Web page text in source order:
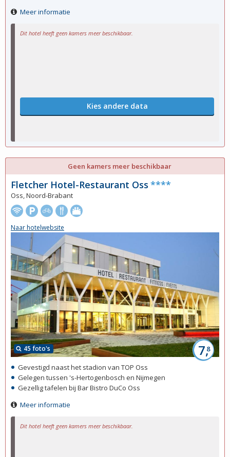
Dit hotel heeft geen kamers meer beschikbaar.
Kies andere data
Meer informatie
Geen kamers meer beschikbaar
Dit hotel heeft geen kamers meer beschikbaar.
45 foto's 7,8
Fletcher Hotel-Restaurant Oss ****
Oss, Noord-Brabant
Naar hotelwebsite
Gevestigd naast het stadion van TOP Oss
Gelegen tussen 's-Hertogenbosch en Nijmegen
Gezellig tafelen bij Bar Bistro DuCo Oss
Meer informatie